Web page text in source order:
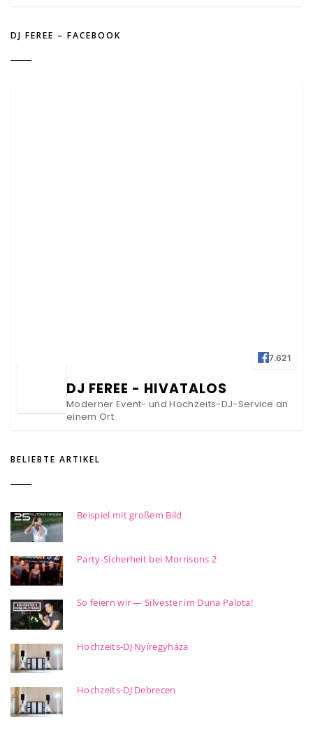
DJ FEREE – FACEBOOK
7.621
DJ FEREE - HIVATALOS
Moderner Event- und Hochzeits-DJ-Service an
einem Ort
BELIEBTE ARTIKEL
Beispiel mit großem Bild
Party-Sicherheit bei Morrisons 2
So feiern wir — Silvester im Duna Palota!
Hochzeits-DJ Nyíregyháza
Hochzeits-DJ Debrecen